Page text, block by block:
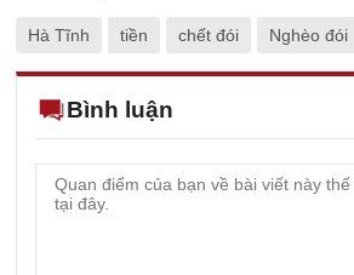
Hà Tĩnh tiền chết đói Nghèo đói
Bình luận